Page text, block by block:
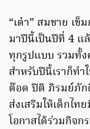
“เต๋า” สมชาย เ
มาปีนี้เป็นปีที่ 4 แ
ทุกรูปแบบ รวมทั้
สำหรับปีนี้เราก็ท
ต๊อด ปิติ ภิรมย์ภัก
ส่งเสริมให้เด็กไ
โอกาสได้ร่วมกิจ